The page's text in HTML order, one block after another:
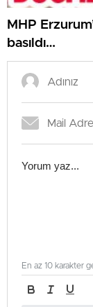
MHP
basıldı…
En az 10 karakter